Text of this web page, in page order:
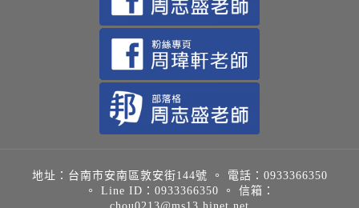
地址：台南市安南區敦安街144號 。 電話：0933366350
。 Line ID：0933366350 。 信箱：